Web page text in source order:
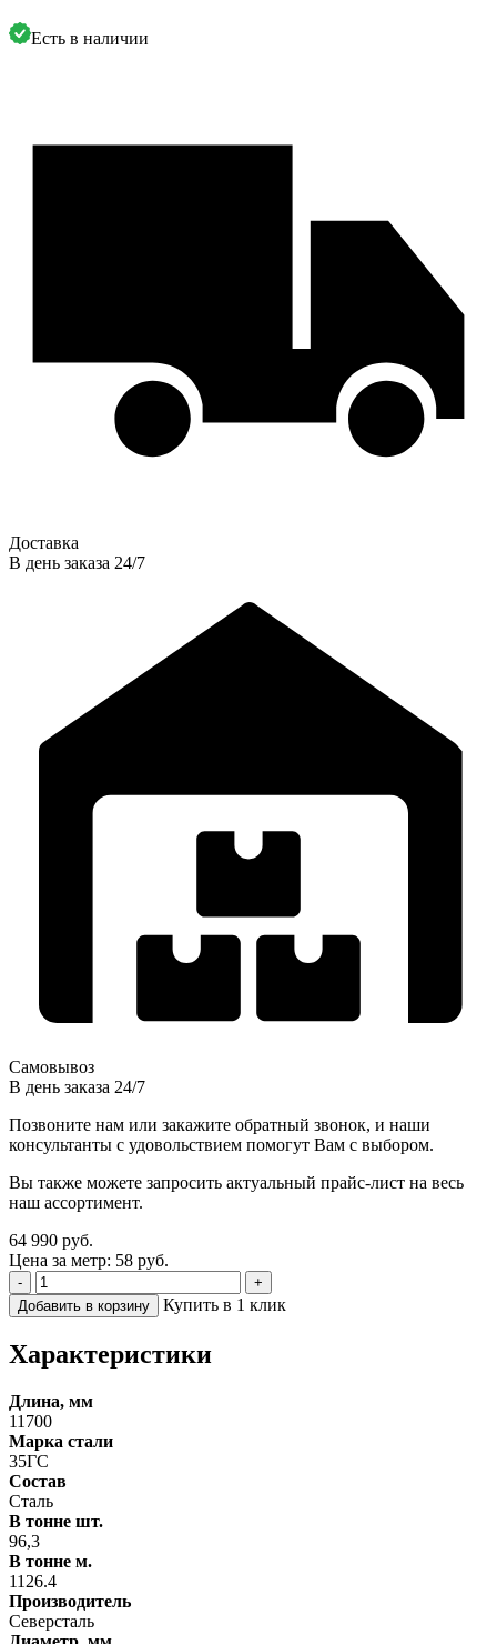
Есть в наличии
Доставка
В день заказа 24/7
Самовывоз
В день заказа 24/7
Позвоните нам или закажите обратный звонок, и наши
консультанты с удовольствием помогут Вам с выбором.
Вы также можете запросить актуальный прайс-лист на весь
наш ассортимент.
64 990 руб.
Цена за метр: 58 руб.
-
+
Добавить в корзину
Купить в 1 клик
Характеристики
Длина, мм
11700
Марка стали
35ГС
Состав
Сталь
В тонне шт.
96,3
В тонне м.
1126.4
Производитель
Северсталь